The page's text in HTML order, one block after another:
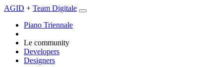
AGID + Team Digitale
Piano Triennale
Le community
Developers
Designers